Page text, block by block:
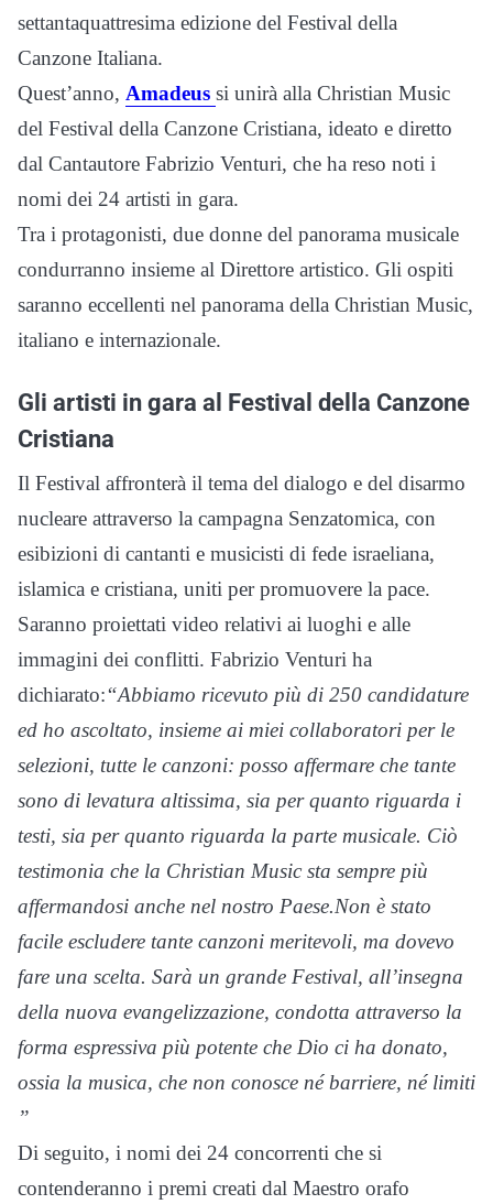
settantaquattresima edizione del Festival della
Canzone Italiana.
Quest’anno, Amadeus si unirà alla Christian Music
del Festival della Canzone Cristiana, ideato e diretto
dal Cantautore Fabrizio Venturi, che ha reso noti i
nomi dei 24 artisti in gara.
Tra i protagonisti, due donne del panorama musicale
condurranno insieme al Direttore artistico. Gli ospiti
saranno eccellenti nel panorama della Christian Music,
italiano e internazionale.
Gli artisti in gara al Festival della Canzone
Cristiana
Il Festival affronterà il tema del dialogo e del disarmo
nucleare attraverso la campagna Senzatomica, con
esibizioni di cantanti e musicisti di fede israeliana,
islamica e cristiana, uniti per promuovere la pace.
Saranno proiettati video relativi ai luoghi e alle
immagini dei conflitti. Fabrizio Venturi ha
dichiarato:“Abbiamo ricevuto più di 250 candidature
ed ho ascoltato, insieme ai miei collaboratori per le
selezioni, tutte le canzoni: posso affermare che tante
sono di levatura altissima, sia per quanto riguarda i
testi, sia per quanto riguarda la parte musicale. Ciò
testimonia che la Christian Music sta sempre più
affermandosi anche nel nostro Paese.Non è stato
facile escludere tante canzoni meritevoli, ma dovevo
fare una scelta. Sarà un grande Festival, all’insegna
della nuova evangelizzazione, condotta attraverso la
forma espressiva più potente che Dio ci ha donato,
ossia la musica, che non conosce né barriere, né limiti
”
Di seguito, i nomi dei 24 concorrenti che si
contenderanno i premi creati dal Maestro orafo